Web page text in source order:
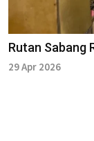
Rutan Sabang
29 Apr 2026